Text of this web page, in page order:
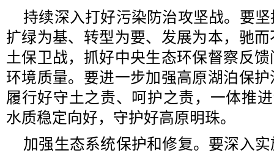
持续深入打好污染防治攻坚战。要
扩绿为基、转型为要、发展为本，驰
土保卫战，抓好中央生态环保督察反
环境质量。要进一步加强高原湖泊保
履行好守土之责、呵护之责，一体推
水质稳定向好，守护好高原明珠。
加强生态系统保护和修复。要深入